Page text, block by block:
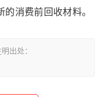
消费前回收材料。
出处：